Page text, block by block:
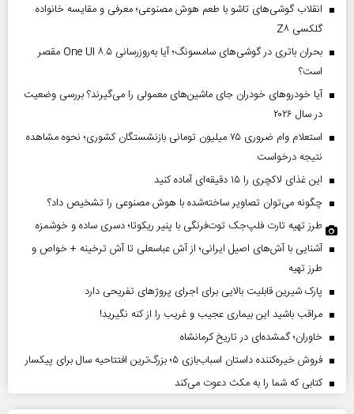
انقلاب گوشی‌های تاشو‌ با طعم هوش مصنوعی؛ معرفی و مقایسه خانواده
گلکسی Z۸
بحران باتری در گوشی‌های سامسونگ؛ آیا به‌روزرسانی One UI ۸.۵ مقصر
است؟
آیا خودروهای خودران جای ماشین‌های معمولی را می‌گیرند؟ بررسی وضعیت
در سال ۲۰۲۶
استعلام وام ضروری ۷۵ میلیون تومانی بازنشستگان کشوری؛ نحوه مشاهده
نتیجه درخواست
این غذای لاکچری را ۱۵ دقیقه‌ای آماده کنید
چگونه می‌توان تصاویر ساخته‌شده با هوش مصنوعی را تشخیص داد؟
طرز تهیه تارت فلپ‌جک توت‌فرنگی با پنیر ریکوتا؛ دسری ساده و خوشمزه
آشنایی با آش‌های اصیل ایرانی؛ از آش عباسعلی تا آش ترخینه + خواص و
طرز تهیه
پارک شیرین قابلیت‌ بالایی برای اجرای پروژهای تفریحی دارد
مراقب باشید این بیماری عجیب و غریب را از کنه نگیرید!
خاوران؛ گمشده‌ای در تاریخ کرمانشاه
فروش خیره‌کننده داستان اسباب‌بازی ۵؛ بزرگ‌ترین افتتاحیه سال برای پیکسار
کتابی که شما را به مکث دعوت می‌کند